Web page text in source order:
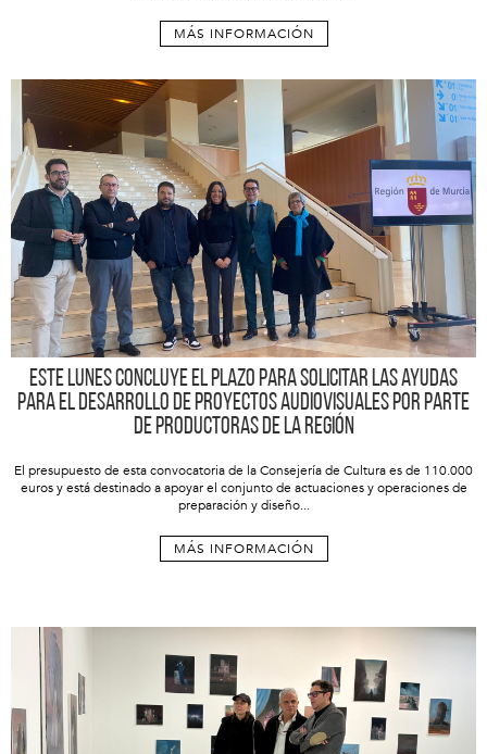
MÁS INFORMACIÓN
Este lunes concluye el plazo para solicitar las ayudas
para el desarrollo de proyectos audiovisuales por parte
de productoras de la Región
El presupuesto de esta convocatoria de la Consejería de Cultura es de 110.000
euros y está destinado a apoyar el conjunto de actuaciones y operaciones de
preparación y diseño...
MÁS INFORMACIÓN